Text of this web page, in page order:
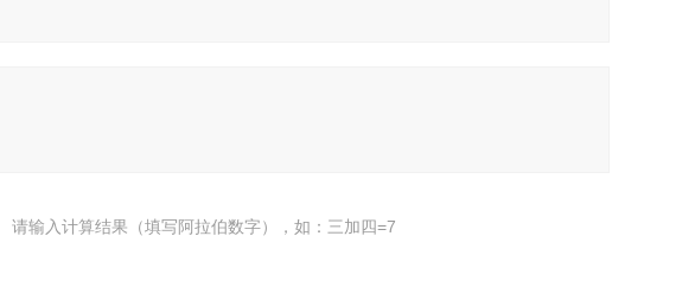
请输入计算结果（填写阿拉伯数字），如：三加四=7